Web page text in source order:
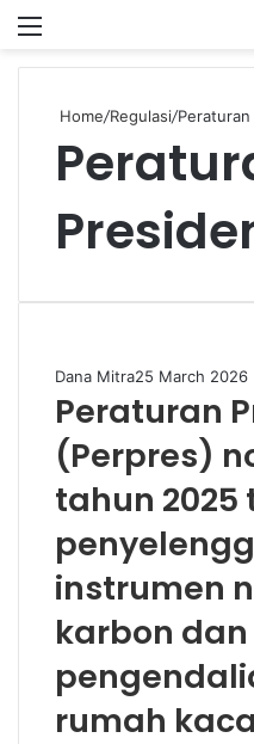
Menu
Home/Regulasi/
Dana Mitra25 March 2026
Peraturan
(Perpres)
tahun
instrumen
karbon dan
rumah